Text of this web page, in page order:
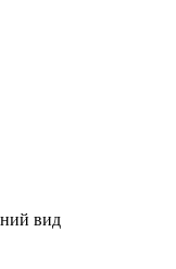
вид